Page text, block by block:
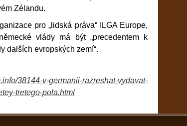
Zélandu.
pro „lidská práva“ ILGA Europe,
vlády má být „precedentem k
dalších evropských zemí“.
38144-v-germanii-razreshat-vydavat-
tretego-pola.html